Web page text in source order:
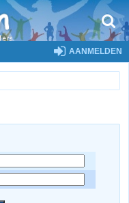
AANMELDEN